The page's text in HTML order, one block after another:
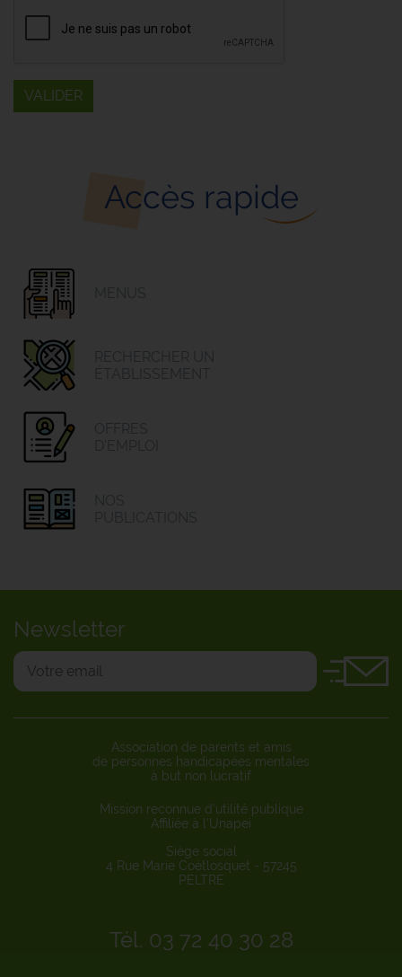
Accès rapide
Newsletter
Association de parents et amis
de personnes handicapées mentales
à but non lucratif
Mission reconnue d’utilité publique
Affiliée à l’Unapei
Siège social
4 Rue Marie Coëtlosquet - 57245
PELTRE
Tél. 03 72 40 30 28